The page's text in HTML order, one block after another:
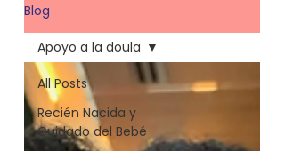
Blog
All Posts
Recién Nacida y
Cuidado del Bebé
Apoyo a la doula